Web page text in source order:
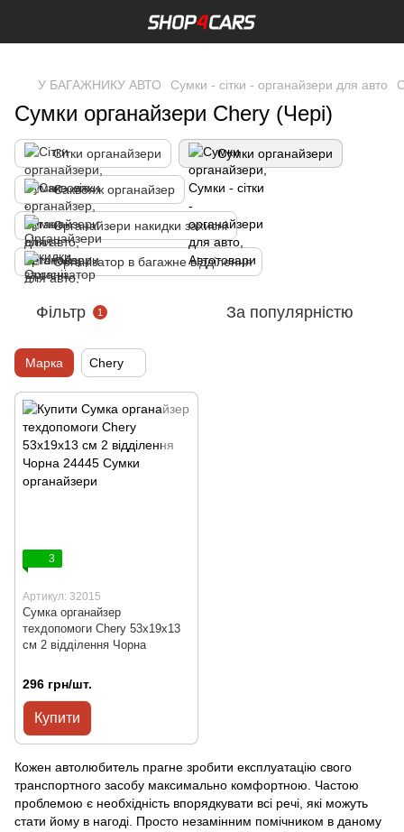
У БАГАЖНИКУ АВТО Сумки - сітки - органайзери для авто
Сумки органайзери Chery (Чері)
Сітки органайзери Сумки органайзери
Саквояж органайзер
Органайзери накидки захисні
Організатор в багажне відділення
Фільтр 1 За популярністю
Марка Chery
3
Артикул: 32015
Сумка органайзер
техдопомоги Chery 53х19х13
см 2 відділення Чорна
296 грн/шт.
Купити
Кожен автолюбитель прагне зробити експлуатацію свого
транспортного засобу максимально комфортною. Частою
проблемою є необхідність впорядкувати всі речі, які можуть
стати йому в нагоді. Просто незамінним помічником в даному